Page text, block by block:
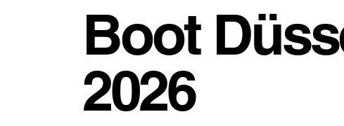
Boot
2026